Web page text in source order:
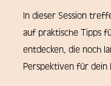
In dieser Session
auf praktische Tipps
entdecken, die noch
Perspektiven für dein